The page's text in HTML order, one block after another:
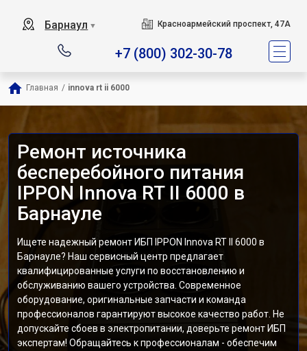
Барнаул ▼ Красноармейский проспект, 47А
+7 (800) 302-30-78
Главная / innova rt ii 6000
Ремонт источника
бесперебойного питания
IPPON Innova RT II 6000 в
Барнауле
Ищете надежный ремонт ИБП IPPON Innova RT II 6000 в
Барнауле? Наш сервисный центр предлагает
квалифицированные услуги по восстановлению и
обслуживанию вашего устройства. Современное
оборудование, оригинальные запчасти и команда
профессионалов гарантируют высокое качество работ. Не
допускайте сбоев в электропитании, доверьте ремонт ИБП
экспертам! Обращайтесь к профессионалам - обеспечим